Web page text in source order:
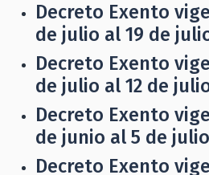
Decreto Exento
de julio al 19 de
Decreto Exento
de julio al 12 de
Decreto Exento
de junio al 5 de
Decreto Exento